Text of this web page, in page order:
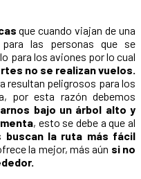
que cuando viajan de una
las personas que se
para los aviones por lo cual
no se realizan vuelos.
resultan peligrosos para los
por esta razón debemos
bajo un árbol alto y
, esto se debe a que al
buscan la ruta más fácil
la mejor, más aún si no